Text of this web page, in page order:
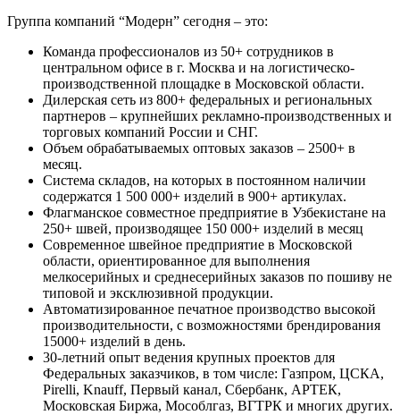
Группа компаний “Модерн” сегодня – это:
Команда профессионалов из 50+ сотрудников в
центральном офисе в г. Москва и на логистическо-
производственной площадке в Московской области.
Дилерская сеть из 800+ федеральных и региональных
партнеров – крупнейших рекламно-производственных и
торговых компаний России и СНГ.
Объем обрабатываемых оптовых заказов – 2500+ в
месяц.
Система складов, на которых в постоянном наличии
содержатся 1 500 000+ изделий в 900+ артикулах.
Флагманское совместное предприятие в Узбекистане на
250+ швей, производящее 150 000+ изделий в месяц
Современное швейное предприятие в Московской
области, ориентированное для выполнения
мелкосерийных и среднесерийных заказов по пошиву не
типовой и эксклюзивной продукции.
Автоматизированное печатное производство высокой
производительности, с возможностями брендирования
15000+ изделий в день.
30-летний опыт ведения крупных проектов для
Федеральных заказчиков, в том числе: Газпром, ЦСКА,
Pirelli, Knauff, Первый канал, Сбербанк, АРТЕК,
Московская Биржа, Мособлгаз, ВГТРК и многих других.